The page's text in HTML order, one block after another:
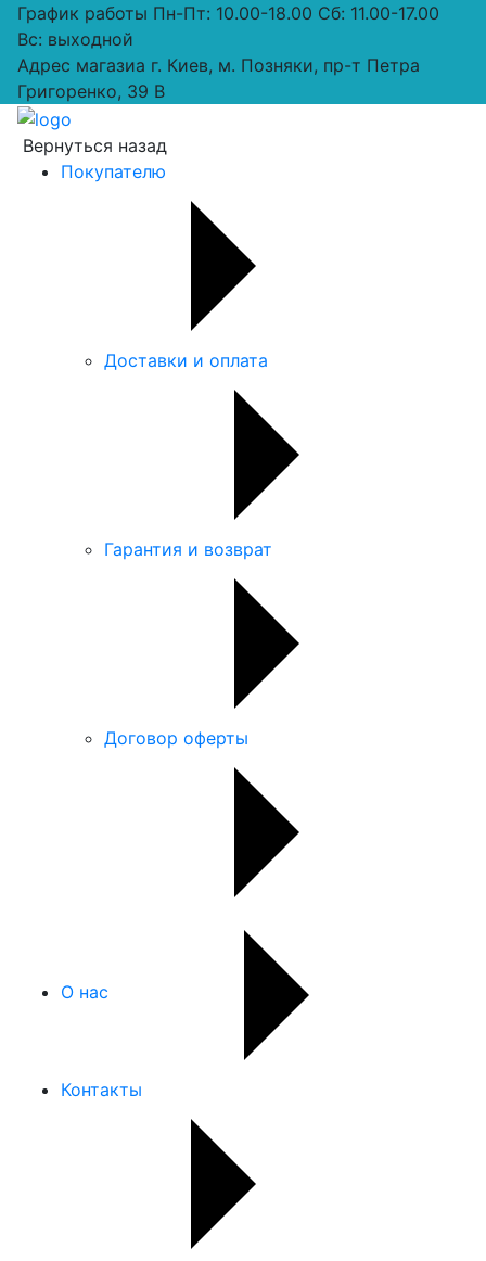
График работы Пн-Пт: 10.00-18.00 Сб: 11.00-17.00
Вс: выходной
Адрес магазиа г. Киев, м. Позняки, пр-т Петра
Григоренко, 39 В
Вернуться назад
Покупателю
Доставки и оплата
Гарантия и возврат
Договор оферты
О нас
Контакты